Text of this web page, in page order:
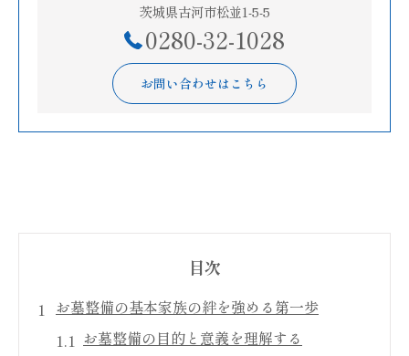
茨城県古河市松並1-5-5
0280-32-1028
お問い合わせはこちら
目次
お墓整備の基本家族の絆を強める第一歩
お墓整備の目的と意義を理解する